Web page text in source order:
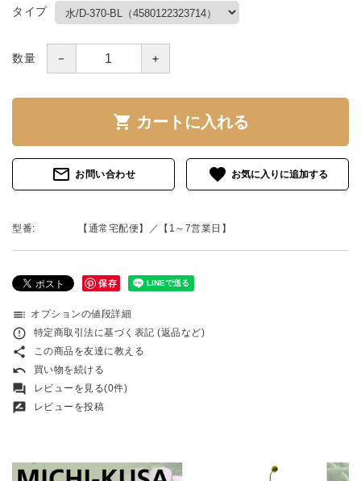
タイプ
数量 － ＋
shopping_cart カートに入れる
mail_outline お問い合わせ favorite
型番: 【通常宅配便】／【1～7営業日】
保存
toc オプションの値段詳細
error_outline 特定商取引法に基づく表記 (返品など)
share この商品を友達に教える
undo 買い物を続ける
forum レビューを見る(0件)
rate_review レビューを投稿